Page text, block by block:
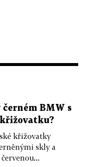
černém BMW s
křižovatky
skly a